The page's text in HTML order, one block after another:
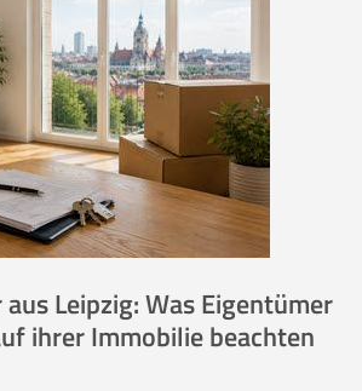
Leipzig: Was Eigentümer
ihrer Immobilie beachten